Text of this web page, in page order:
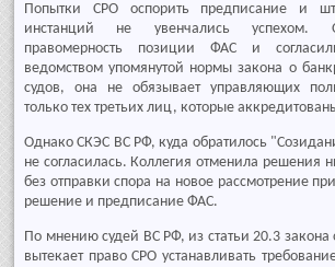
Попытки СРО оспорить предписание и
инстанций не увенчались успехом.
правомерность позиции ФАС и
ведомством упомянутой нормы закона о
судов, она не обязывает управляющих
только тех третьих лиц, которые
Однако СКЭС ВС РФ, куда обратилось
не согласилась. Коллегия отменила решения
без отправки спора на новое рассмотрение
решение и предписание ФАС.
По мнению судей ВС РФ, из статьи 20.3 закона
вытекает право СРО устанавливать